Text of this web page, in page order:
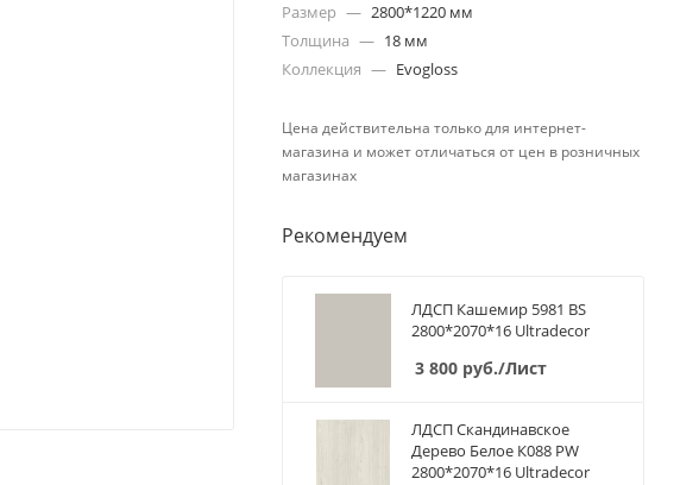
Размер — 2800*1220 мм
Толщина — 18 мм
Коллекция — Evogloss
Цена действительна только для интернет-
магазина и может отличаться от цен в розничных
магазинах
Рекомендуем
ЛДСП Кашемир 5981 BS
2800*2070*16 Ultradecor
3 800 руб./Лист
ЛДСП Скандинавское
Дерево Белое К088 PW
2800*2070*16 Ultradecor